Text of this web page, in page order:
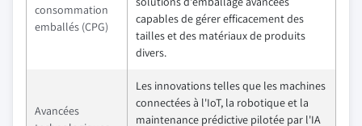
consommation
emballés (CPG)
capables de gérer efficacement des
tailles et des matériaux de produits
divers.
Avancées
Les innovations telles que les machines
connectées à l'IoT, la robotique et la
maintenance prédictive pilotée par l'IA